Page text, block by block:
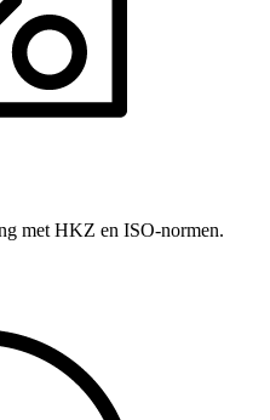
met HKZ en ISO-normen.